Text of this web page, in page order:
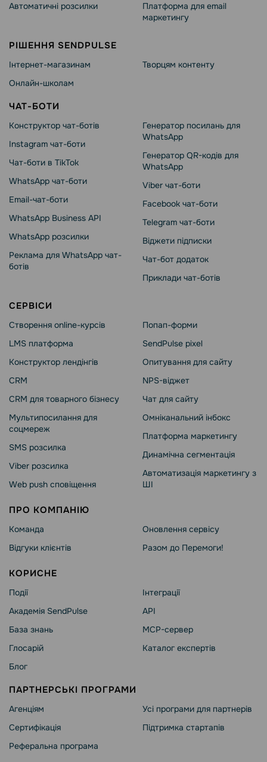
Автоматичні розсилки
Платформа для email
маркетингу
РІШЕННЯ SENDPULSE
Інтернет-магазинам
Онлайн-школам
Творцям контенту
ЧАТ-БОТИ
Конструктор чат-ботів
Instagram чат-боти
Чат-боти в TikTok
WhatsApp чат-боти
Email-чат-боти
WhatsApp Business API
WhatsApp розсилки
Реклама для WhatsApp чат-
ботів
Генератор посилань для
WhatsApp
Генератор QR-кодів для
WhatsApp
Viber чат-боти
Facebook чат-боти
Telegram чат-боти
Віджети підписки
Чат-бот додаток
Приклади чат-ботів
СЕРВІСИ
Створення online-курсів
LMS платформа
Конструктор лендінгів
CRM
CRM для товарного бізнесу
Мультипосилання для
соцмереж
SMS розсилка
Viber розсилка
Web push сповіщення
Попап-форми
SendPulse pixel
Опитування для сайту
NPS-віджет
Чат для сайту
Омніканальний інбокс
Платформа маркетингу
Динамічна сегментація
Автоматизація маркетингу з
ШІ
ПРО КОМПАНІЮ
Команда
Відгуки клієнтів
Оновлення сервісу
Разом до Перемоги!
КОРИСНЕ
Події
Академія SendPulse
База знань
Глосарій
Блог
Інтеграції
API
MCP-сервер
Каталог експертів
ПАРТНЕРСЬКІ ПРОГРАМИ
Агенціям
Сертифікація
Реферальна програма
Усі програми для партнерів
Підтримка стартапів